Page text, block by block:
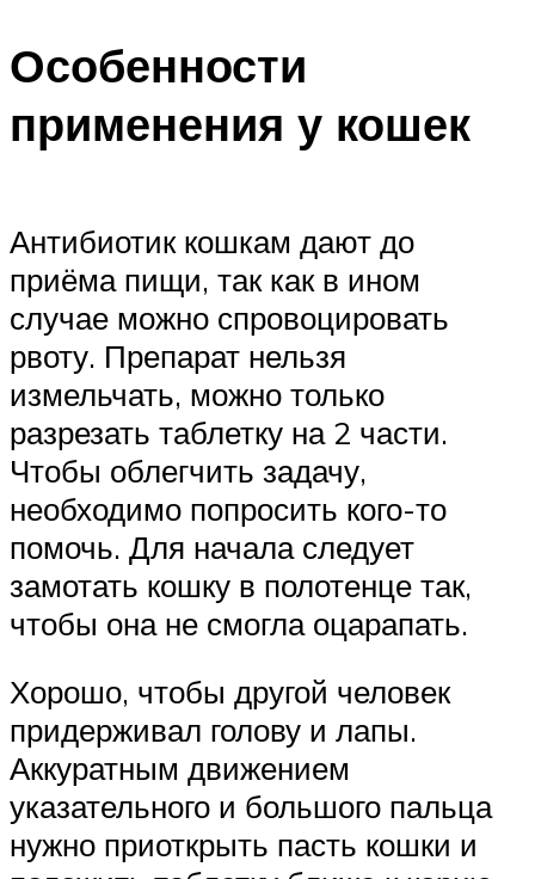
Особенности
применения у кошек
Антибиотик кошкам дают до
приёма пищи, так как в ином
случае можно спровоцировать
рвоту. Препарат нельзя
измельчать, можно только
разрезать таблетку на 2 части.
Чтобы облегчить задачу,
необходимо попросить кого-то
помочь. Для начала следует
замотать кошку в полотенце так,
чтобы она не смогла оцарапать.
Хорошо, чтобы другой человек
придерживал голову и лапы.
Аккуратным движением
указательного и большого пальца
нужно приоткрыть пасть кошки и